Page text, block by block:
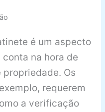
é um aspecto
na hora de
Os
requerem
a verificação